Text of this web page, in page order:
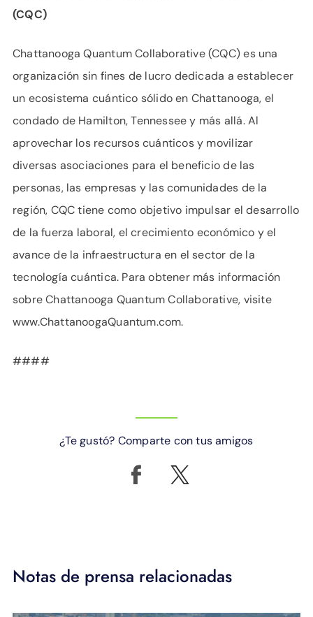
(CQC)
Chattanooga Quantum Collaborative (CQC) es una
organización sin fines de lucro dedicada a establecer
un ecosistema cuántico sólido en Chattanooga, el
condado de Hamilton, Tennessee y más allá. Al
aprovechar los recursos cuánticos y movilizar
diversas asociaciones para el beneficio de las
personas, las empresas y las comunidades de la
región, CQC tiene como objetivo impulsar el desarrollo
de la fuerza laboral, el crecimiento económico y el
avance de la infraestructura en el sector de la
tecnología cuántica. Para obtener más información
sobre Chattanooga Quantum Collaborative, visite
www.ChattanoogaQuantum.com.
####
¿Te gustó? Comparte con tus amigos
Notas de prensa relacionadas